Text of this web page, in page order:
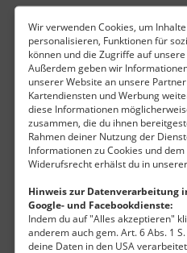
Wir verwenden Cookies, um
personalisieren, Funktionen für
können und die Zugriffe auf
Außerdem geben wir
unserer Website an unsere
Kartendiensten und Werbung
diese Informationen
zusammen, die du ihnen
Rahmen deiner Nutzung der
Informationen zu Cookies und
Widerufsrecht erhälst du in unserer
Hinweis zur Datenverarbeitung
Google- und Facebookdienste:
Indem du auf "Alles akzeptieren"
anderem auch gem. Art. 6 Abs. 1
deine Daten in den USA
Der Turm hat eine
Meter hoch und liegt 430
die weite Aussich.. »
Holzberg
Klettern / Sachsen
aktuell vom 28.09.2024 / Zugriffe: 7136
94 km vom aktuellen Standort